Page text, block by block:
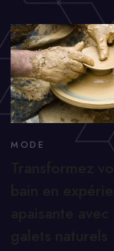
MODE
Transformez